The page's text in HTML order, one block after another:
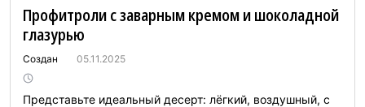
Профитроли с заварным кремом и шоколадной
глазурью
Создан 05.11.2025
Представьте идеальный десерт: лёгкий, воздушный, с